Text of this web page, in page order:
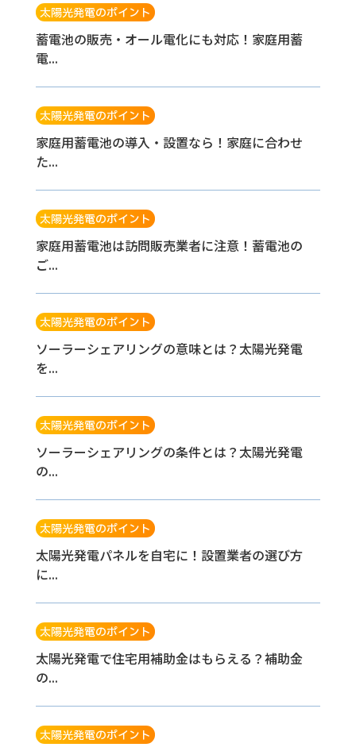
太陽光発電のポイント
蓄電池の販売・オール電化にも対応！家庭用蓄
電...
太陽光発電のポイント
家庭用蓄電池の導入・設置なら！家庭に合わせ
た...
太陽光発電のポイント
家庭用蓄電池は訪問販売業者に注意！蓄電池の
ご...
太陽光発電のポイント
ソーラーシェアリングの意味とは？太陽光発電
を...
太陽光発電のポイント
ソーラーシェアリングの条件とは？太陽光発電
の...
太陽光発電のポイント
太陽光発電パネルを自宅に！設置業者の選び方
に...
太陽光発電のポイント
太陽光発電で住宅用補助金はもらえる？補助金
の...
太陽光発電のポイント